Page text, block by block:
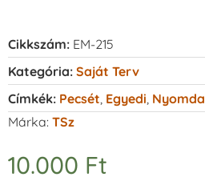
Cikkszám: EM-215
Kategória: Saját Terv
Címkék: Pecsét Egyedi Nyomda
Márka: TSz
10.000 Ft